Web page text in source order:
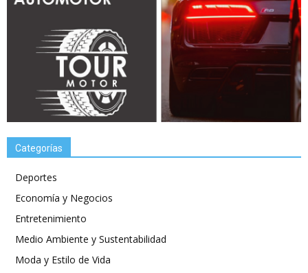
Categorías
Deportes
Economía y Negocios
Entretenimiento
Medio Ambiente y Sustentabilidad
Moda y Estilo de Vida